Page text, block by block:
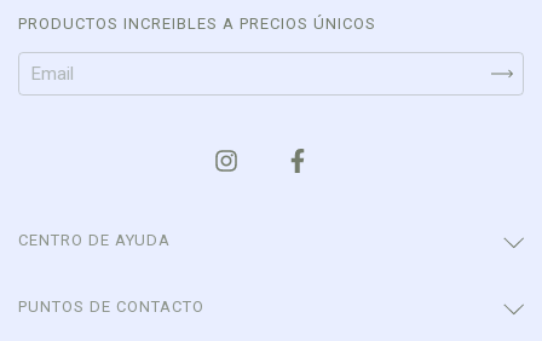
PRODUCTOS INCREIBLES A PRECIOS ÚNICOS
CENTRO DE AYUDA
PUNTOS DE CONTACTO